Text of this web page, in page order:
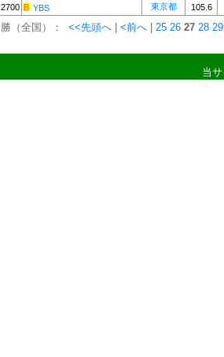
2700 YBS 東京都 105.6
勝（全国）： <<先頭へ <前へ 25 26 27 28 29
当